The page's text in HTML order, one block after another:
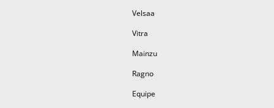
Velsaa
Vitra
Mainzu
Ragno
Equipe